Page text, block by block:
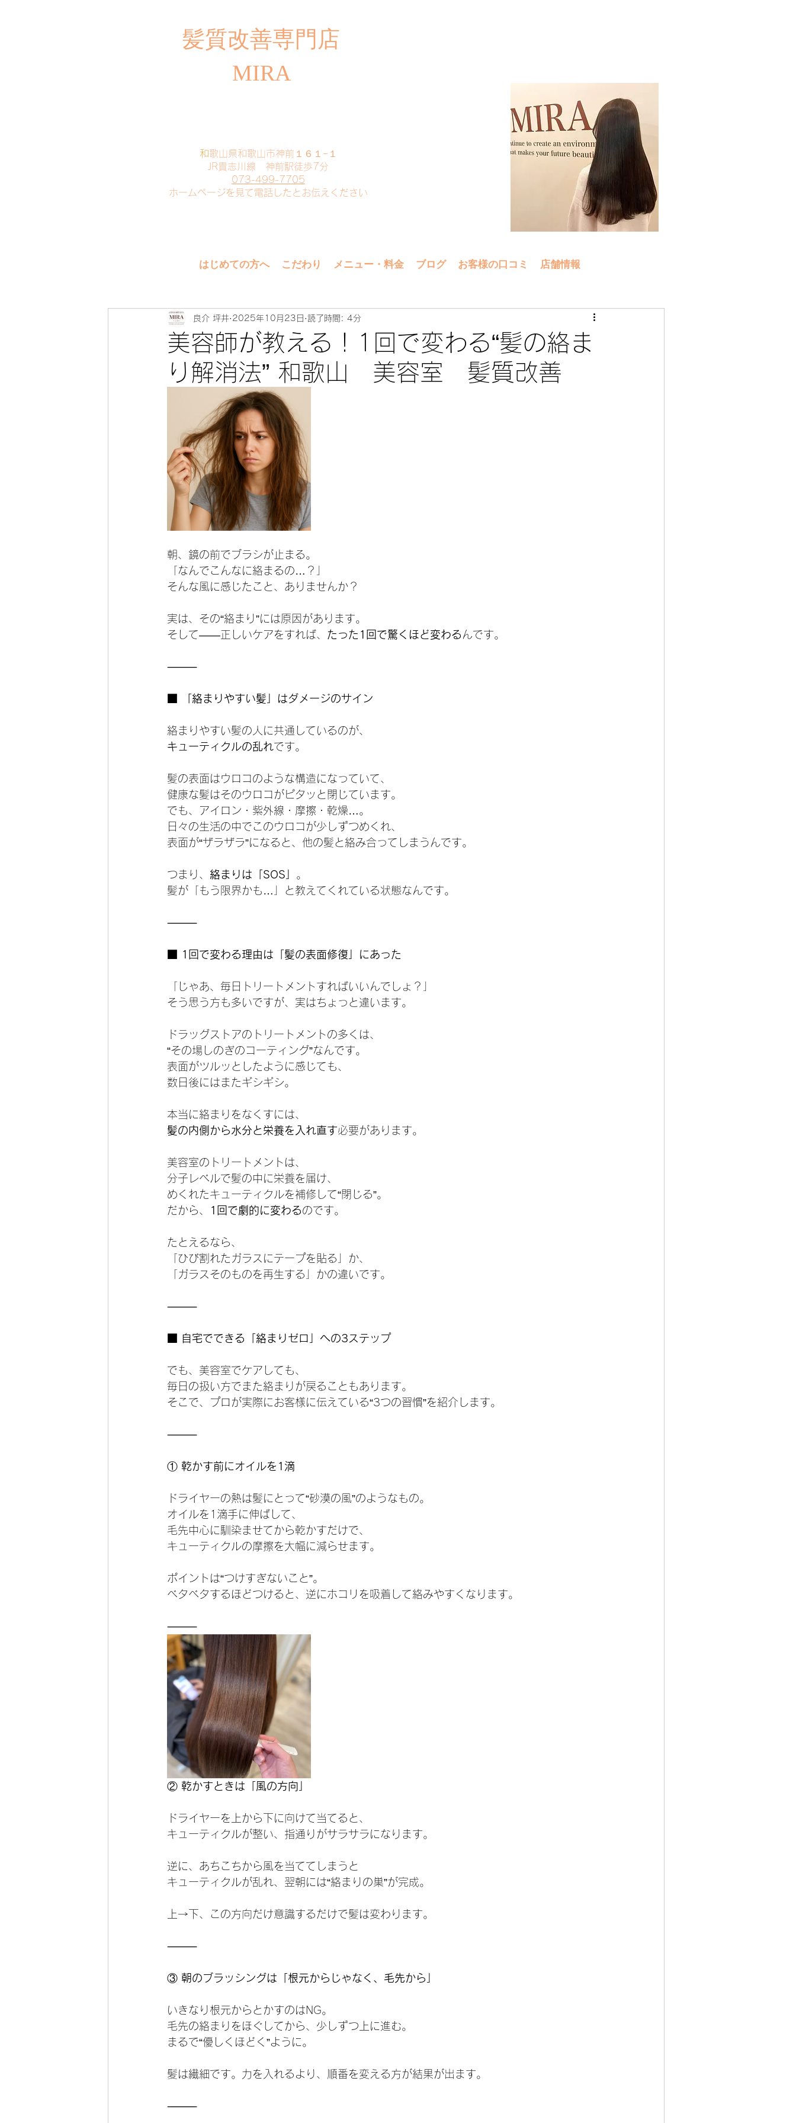
​髪質改善専門店
MIRA
​和歌山県和歌山市神前１６１−１
JR貴志川線 神前駅徒歩7分
073-499-7705
​ホームページを見て電話したとお伝えください
はじめての方へ こだわり メニュー・料金 ブログ お客様の口コミ 店舗情報
美容師が教える！1回で変わる“髪の絡ま
り解消法” 和歌山 美容室 髪質改善
良介 坪井 2025年10月23日 読了時間: 4分
朝、鏡の前でブラシが止まる。
「なんでこんなに絡まるの…？」
そんな風に感じたこと、ありませんか？
実は、その“絡まり”には原因があります。
そして――正しいケアをすれば、
たった1回で驚くほど変わる んです。
⸻
■ 「絡まりやすい髪」はダメージのサイン
絡まりやすい髪の人に共通しているのが、
キューティクルの乱れです。
髪の表面はウロコのような構造になっていて、
健康な髪はそのウロコがピタッと閉じています。
でも、アイロン・紫外線・摩擦・乾燥…。
日々の生活の中でこのウロコが少しずつめくれ、
表面が“ザラザラ”になると、他の髪と絡み合ってしまうんです。
つまり、 絡まりは「SOS」 。
髪が「もう限界かも…」と教えてくれている状態なんです。
⸻
■ 1回で変わる理由は「髪の表面修復」にあった
「じゃあ、毎日トリートメントすればいいんでしょ？」
そう思う方も多いですが、実はちょっと違います。
ドラッグストアのトリートメントの多くは、
“その場しのぎのコーティング”なんです。
表面がツルッとしたように感じても、
数日後にはまたギシギシ。
本当に絡まりをなくすには、
髪の内側から水分と栄養を入れ直す必要があります。
美容室のトリートメントは、
分子レベルで髪の中に栄養を届け、
めくれたキューティクルを補修して“閉じる”。
だから、
1回で劇的に変わるのです。
たとえるなら、
「ひび割れたガラスにテープを貼る」か、
「ガラスそのものを再生する」かの違いです。
⸻
■ 自宅でできる「絡まりゼロ」への3ステップ
でも、美容室でケアしても、
毎日の扱い方でまた絡まりが戻ることもあります。
そこで、プロが実際にお客様に伝えている“3つの習慣”を紹介します。
⸻
① 乾かす前にオイルを1滴
ドライヤーの熱は髪にとって“砂漠の風”のようなもの。
オイルを1滴手に伸ばして、
毛先中心に馴染ませてから乾かすだけで、
キューティクルの摩擦を大幅に減らせます。
ポイントは“つけすぎないこと”。
ベタベタするほどつけると、逆にホコリを吸着して絡みやすくなります。
⸻
② 乾かすときは「風の方向」
ドライヤーを上から下に向けて当てると、
キューティクルが整い、指通りがサラサラになります。
逆に、あちこちから風を当ててしまうと
キューティクルが乱れ、翌朝には“絡まりの巣”が完成。
上→下、この方向だけ意識するだけで髪は変わります。
⸻
③ 朝のブラッシングは「根元からじゃなく、毛先から」
いきなり根元からとかすのはNG。
毛先の絡まりをほぐしてから、少しずつ上に進む。
まるで“優しくほどく”ように。
髪は繊細です。力を入れるより、順番を変える方が結果が出ます。
⸻